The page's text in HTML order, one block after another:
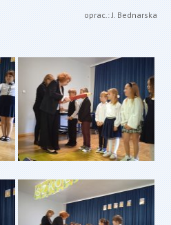
oprac.: J. Bednarska